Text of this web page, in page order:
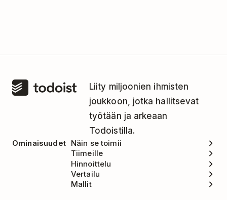
KlikkaaStop/Pause-välilehteä.
Valitse syy tavoitteesi poistamiseen ja
Delete Now .
Liity miljoonien ihmisten
joukkoon, jotka hallitsevat
työtään ja arkeaan
Todoistilla.
Ominaisuudet Näin se toimii
Tiimeille
Hinnoittelu
Vertailu
Mallit